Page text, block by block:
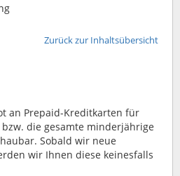
Zurück zur Inhaltsübersicht
an Prepaid-Kreditkarten für
die gesamte minderjährige
Sobald wir neue
wir Ihnen diese keinesfalls